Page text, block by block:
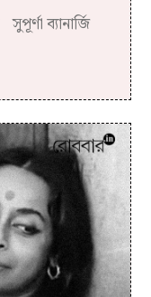
সুপূর্ণা ব্যানার্জি